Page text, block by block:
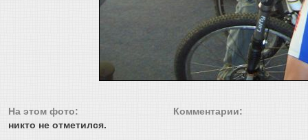
На этом фото:
никто не отметился.
Комментарии: